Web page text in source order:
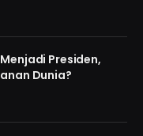
Presiden,
Dunia?